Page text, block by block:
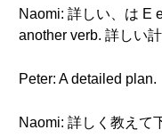
Naomi: 詳しい、は E
another verb. 詳しい
Peter: A detailed plan.
Naomi: 詳しく教えて